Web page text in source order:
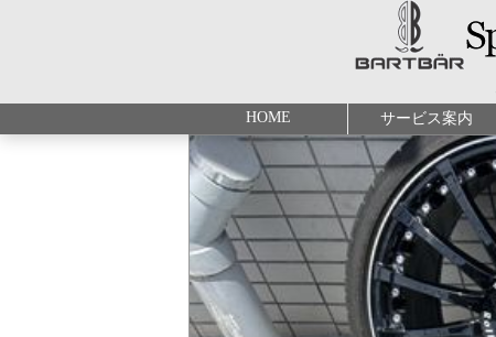
HOME サービス案内